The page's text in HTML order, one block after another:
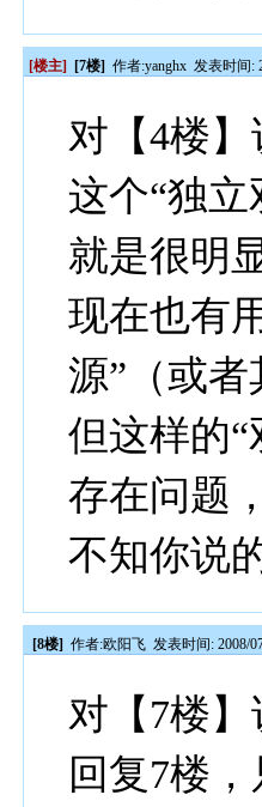
[楼主] [7楼] 作者:yanghx 发表时间:
对【4楼】
这个“独
就是很明
现在也有
源”（或
但这样的
存在问题，
不知你说
[8楼] 作者:欧阳飞 发表时间: 2008/
对【7楼】
回复7楼